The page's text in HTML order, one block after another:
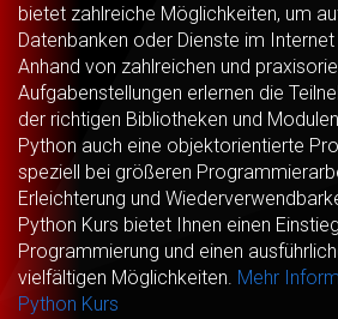
bietet zahlreiche Möglichkeiten, um
Datenbanken oder Dienste im
Anhand von zahlreichen und
Aufgabenstellungen erlernen die
der richtigen Bibliotheken und
Python auch eine objektorientierte
speziell bei größeren
Erleichterung und
Python Kurs bietet Ihnen einen
Programmierung und einen
vielfältigen Möglichkeiten. Mehr
Python Kurs